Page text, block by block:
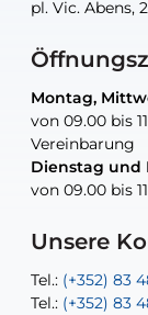
pl. Vic. Abens,
Montag,
von 09.00 bis
Vereinbarung
Dienstag und
von 09.00 bis
Unsere
Tel.: (+352) 83
Tel.: (+352) 83
pl. Vic. Abens,
Montag,
von 09.00 bis
Vereinbarung
Dienstag und
von 09.00 bis
Tel.: (+352) 83
Tel.: (+352) 83
pl. Vic. Abens,
nur nach
Tel.: (+352) 83
pl. Vic. Abens,
nur nach
E-Mail:
E-Mail:
30, rue
nur nach
Tel.: (+352) 83
E-Mail: